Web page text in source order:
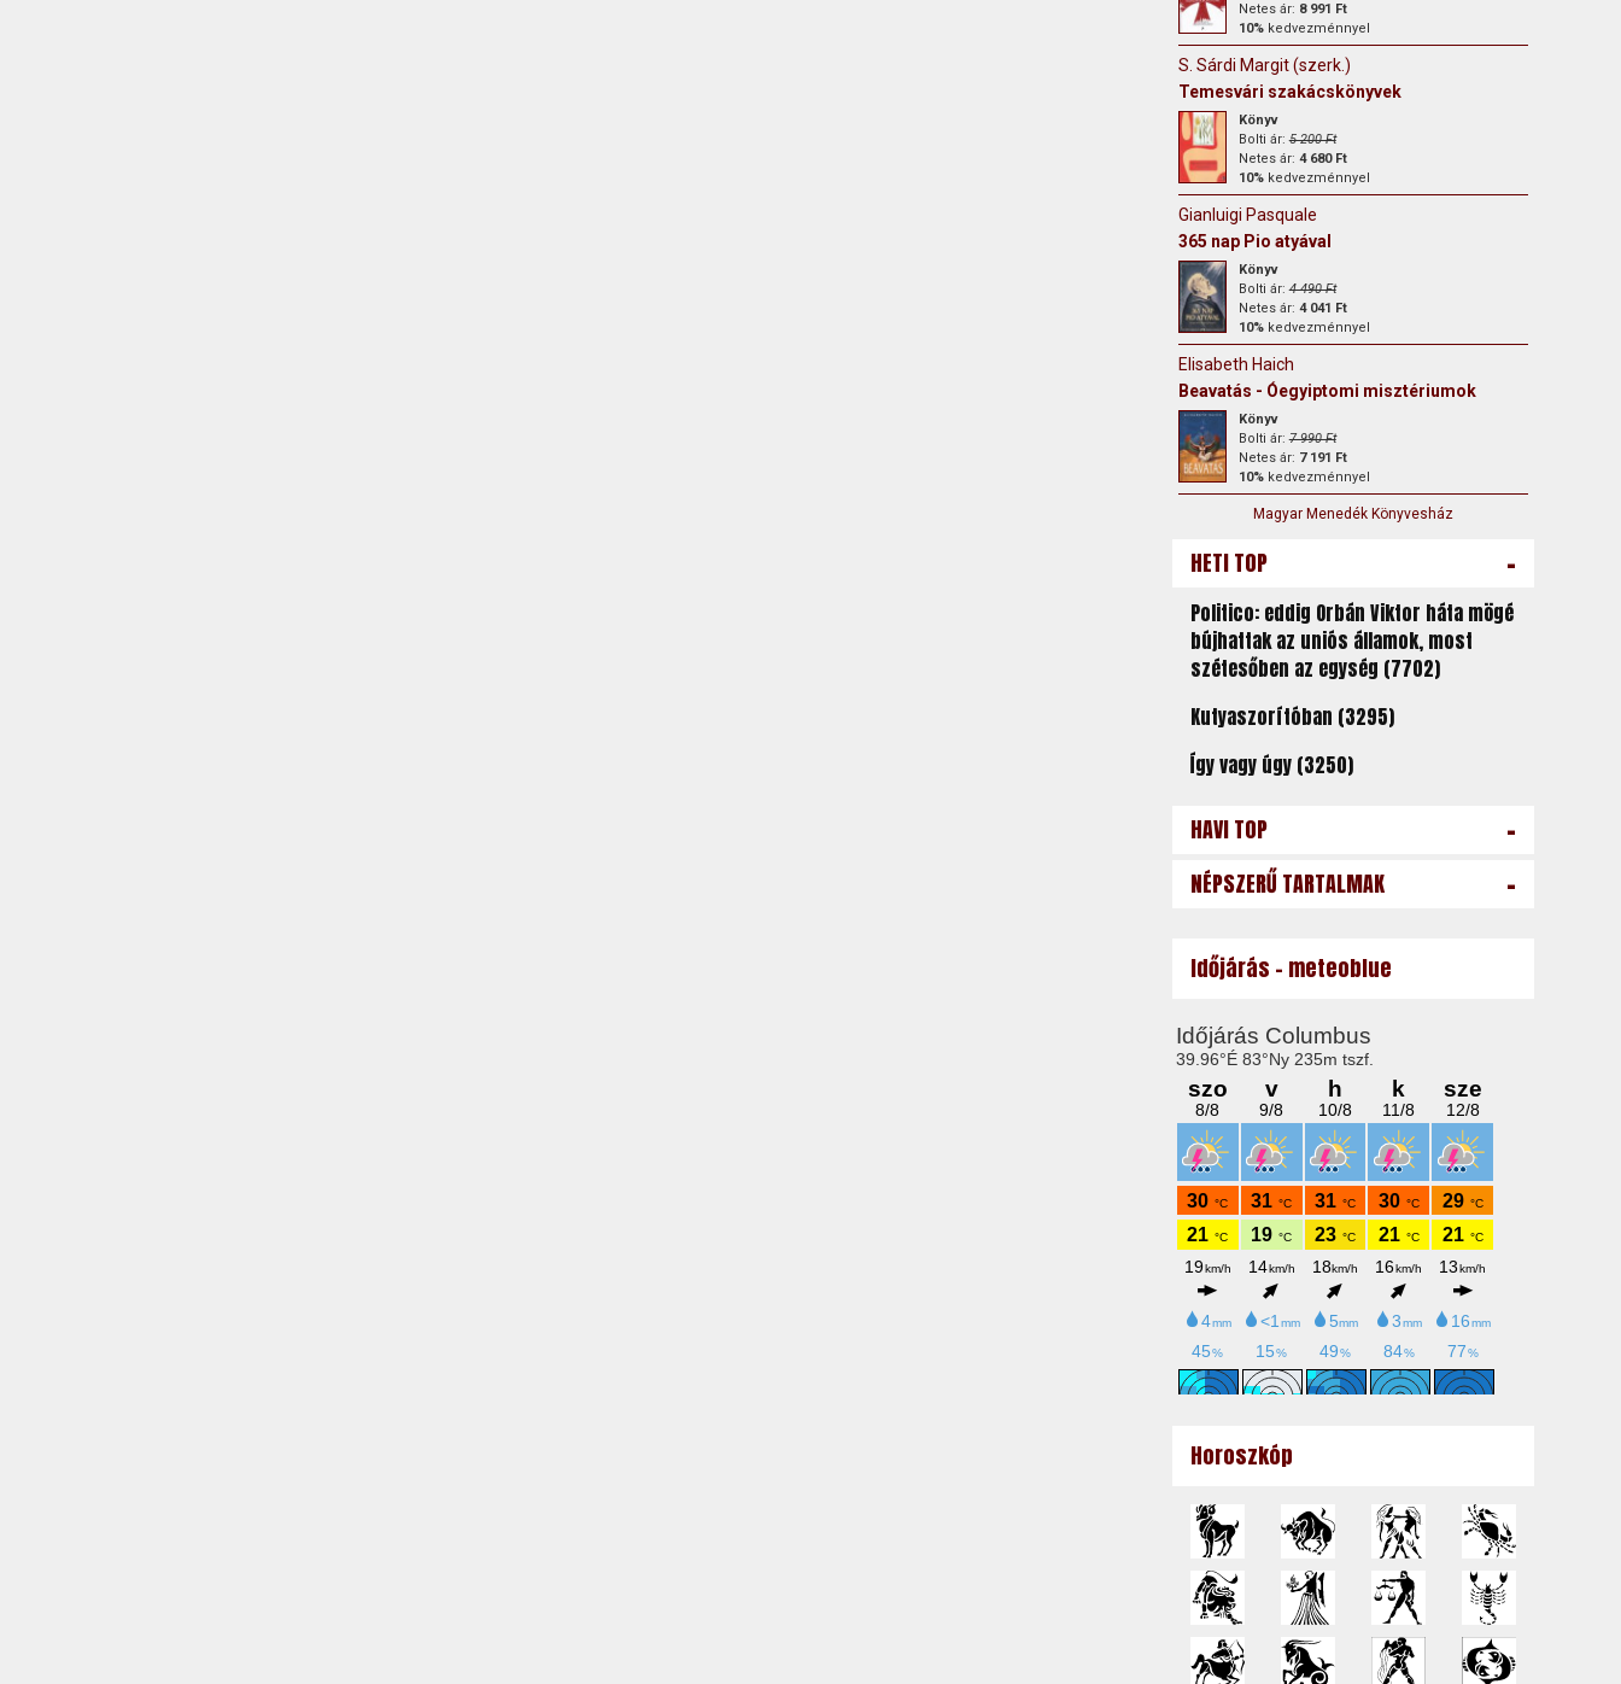
Netes ár: 8 991 Ft
10%kedvezménnyel
S. Sárdi Margit (szerk.)
Temesvári szakácskönyvek
Könyv
Bolti ár:5 200 Ft
Netes ár: 4 680 Ft
10%kedvezménnyel
Gianluigi Pasquale
365 nap Pio atyával
Könyv
Bolti ár:4 490 Ft
Netes ár: 4 041 Ft
10%kedvezménnyel
Elisabeth Haich
Beavatás - Óegyiptomi misztériumok
Könyv
Bolti ár:7 990 Ft
Netes ár: 7 191 Ft
10%kedvezménnyel
Magyar Menedék Könyvesház
HETI TOP -
Politico: eddig Orbán Viktor háta mögé
bújhattak az uniós államok, most
szétesőben az egység (7702)
Kutyaszorítóban (3295)
Így vagy úgy (3250)
HAVI TOP -
NÉPSZERŰ TARTALMAK -
Időjárás - meteoblue
Horoszkóp